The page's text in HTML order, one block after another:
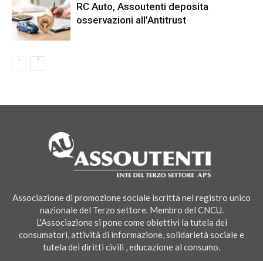
RC Auto, Assoutenti deposita
osservazioni all’Antitrust
Associazione di promozione sociale iscritta nel registro unico
nazionale del Terzo settore. Membro del CNCU.
L'Associazione si pone come obiettivi la tutela dei
consumatori, attività di informazione, solidarietà sociale e
tutela dei diritti civili , educazione al consumo.